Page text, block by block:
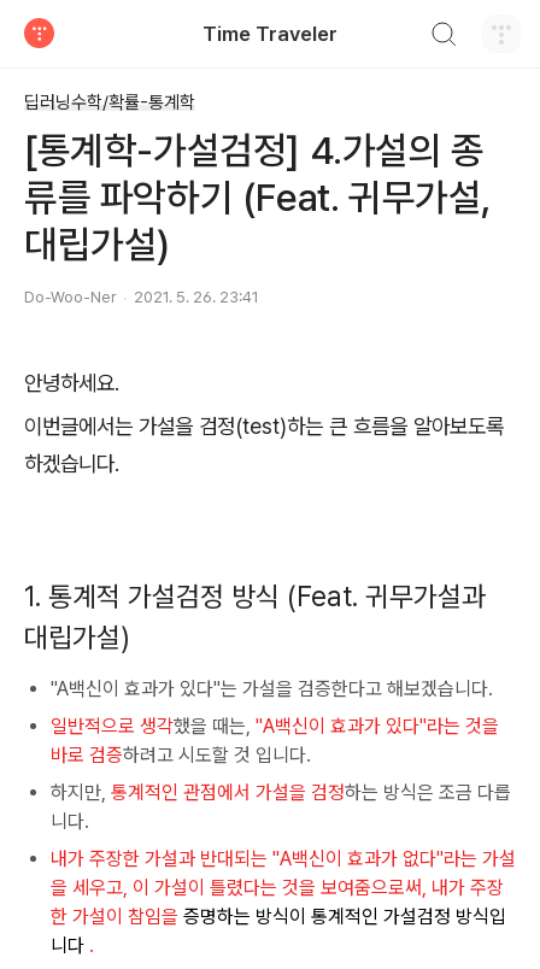
Time Traveler
딥러닝수학/확률-통계학
[통계학-가설검정] 4.가설의 종
류를 파악하기 (Feat. 귀무가설,
대립가설)
Do-Woo-Ner 2021. 5. 26. 23:41
안녕하세요.
이번글에서는 가설을 검정(test)하는 큰 흐름을 알아보도록
하겠습니다.
1. 통계적 가설검정 방식 (Feat. 귀무가설과
대립가설)
"A백신이 효과가 있다"는 가설을 검증한다고 해보겠습니다.
일반적으로 생각했을 때는, "A백신이 효과가 있다"라는 것을
바로 검증하려고 시도할 것 입니다.
하지만, 통계적인 관점에서 가설을 검정하는 방식은 조금 다릅
니다.
내가 주장한 가설과 반대되는 "A백신이 효과가 없다"라는 가설
을 세우고, 이 가설이 틀렸다는 것을 보여줌으로써, 내가 주장
한 가설이 참임을 증명하는 방식이 통계적인 가설검정 방식입
니다 .